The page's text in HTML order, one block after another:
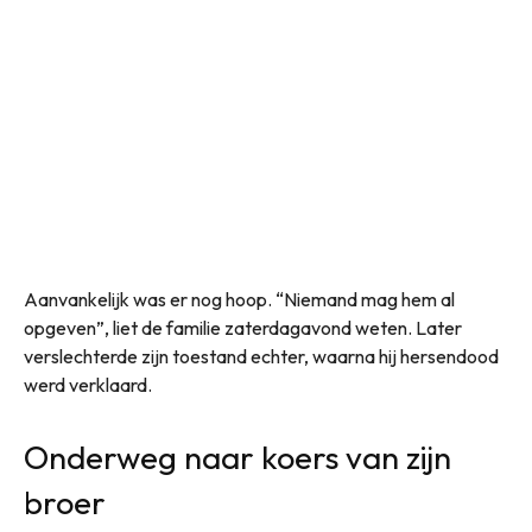
Aanvankelijk was er nog hoop. “Niemand mag hem al
opgeven”, liet de familie zaterdagavond weten. Later
verslechterde zijn toestand echter, waarna hij hersendood
werd verklaard.
Onderweg naar koers van zijn
broer